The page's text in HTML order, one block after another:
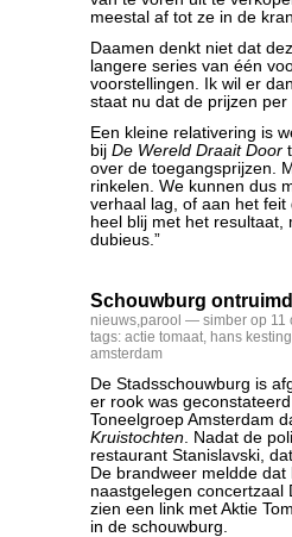
meestal af tot ze in de
Daamen denkt niet dat
langere series van één
voorstellingen. Ik wil er
staat nu dat de prijzen
Een kleine relativering is
bij De Wereld Draait Door
over de toegangsprijzen.
rinkelen. We kunnen dus
verhaal lag, of aan het
heel blij met het
dubieus.”
Schouwburg
nieuws,parool — simber op 11
tags: actie tomaat, hans kesting
amsterdam
De Stadsschouwburg is
er rook was
Toneelgroep Amsterdam
Kruistochten. Nadat de
restaurant Stanislavski,
De brandweer meldde
naastgelegen concertzaal
zien een link met Aktie
in de schouwburg.